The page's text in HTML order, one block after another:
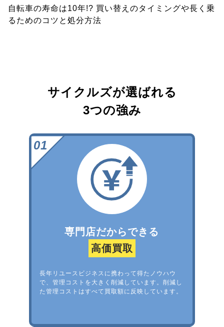
自転車の寿命は10年!? 買い替えのタイミングや長く乗
るためのコツと処分方法
サイクルズが選ばれる
3つの強み
専門店だからできる
高価買取
長年リユースビジネスに携わって得たノウハウ
で、管理コストを大きく削減しています。削減し
た管理コストはすべて買取額に反映しています。